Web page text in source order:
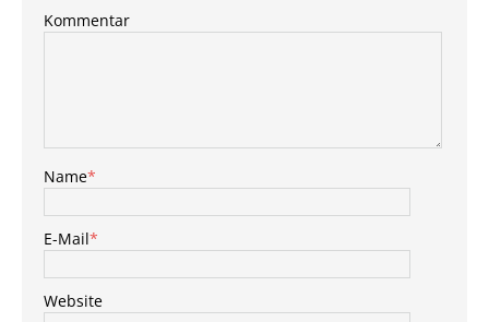
Kommentar
Name*
E-Mail*
Website